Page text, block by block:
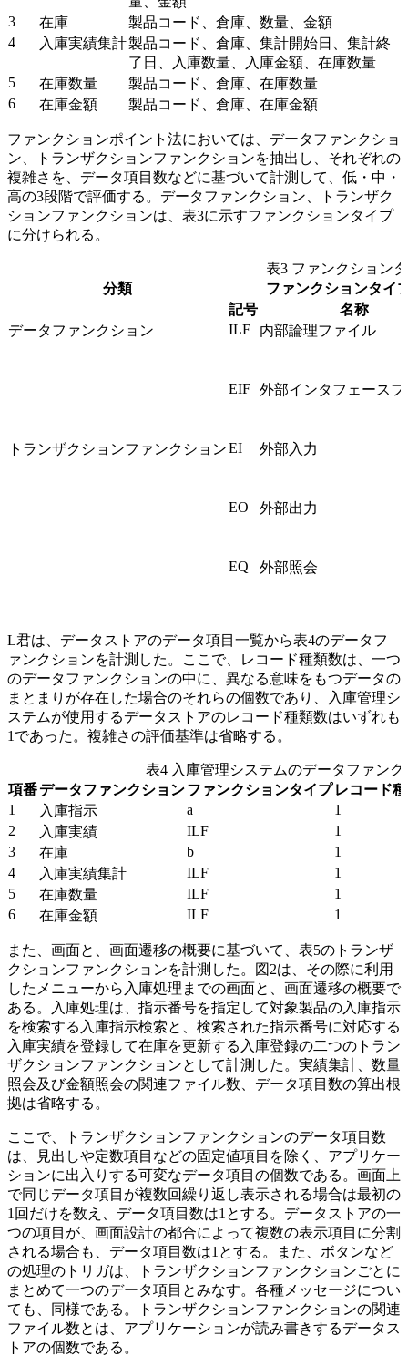
3
在庫
製品コード、倉庫、数量、金額
4
入庫実績集計製品コード、倉庫、集計開始日、集計終
了日、入庫数量、入庫金額、在庫数量
5
在庫数量
製品コード、倉庫、在庫数量
6
在庫金額 製品コード、倉庫、在庫金額
ファンクションポイント法においては、データファンクショ
ン、トランザクションファンクションを抽出し、それぞれの
複雑さを、データ項目数などに基づいて計測して、低・中・
高の3段階で評価する。データファンクション、トランザク
ションファンクションは、表3に示すファンクションタイプ
に分けられる。
表3 ファンクション
分類
ファンクションタイ
記号
名称
データファンクション
ILF 内部論理ファイル
EIF 外部インタフェース
トランザクションファンクションEI 外部入力
EO 外部出力
EQ 外部照会
L君は、データストアのデータ項目一覧から表4のデータフ
ァンクションを計測した。ここで、レコード種類数は、一つ
のデータファンクションの中に、異なる意味をもつデータの
まとまりが存在した場合のそれらの個数であり、入庫管理シ
ステムが使用するデータストアのレコード種類数はいずれも
1であった。複雑さの評価基準は省略する。
表4 入庫管理システムのデータファン
項番データファンクションファンクションタイプ レコード
1
入庫指示 a
1
2
入庫実績 ILF
1
3
在庫 b
1
4
入庫実績集計 ILF
1
5
在庫数量 ILF
1
6
在庫金額 ILF 1
また、画面と、画面遷移の概要に基づいて、表5のトランザ
クションファンクションを計測した。図2は、その際に利用
したメニューから入庫処理までの画面と、画面遷移の概要で
ある。入庫処理は、指示番号を指定して対象製品の入庫指示
を検索する入庫指示検索と、検索された指示番号に対応する
入庫実績を登録して在庫を更新する入庫登録の二つのトラン
ザクションファンクションとして計測した。実績集計、数量
照会及び金額照会の関連ファイル数、データ項目数の算出根
拠は省略する。
ここで、トランザクションファンクションのデータ項目数
は、見出しや定数項目などの固定値項目を除く、アプリケー
ションに出入りする可変なデータ項目の個数である。画面上
で同じデータ項目が複数回繰り返し表示される場合は最初の
1回だけを数え、データ項目数は1とする。データストアの一
つの項目が、画面設計の都合によって複数の表示項目に分割
される場合も、データ項目数は1とする。また、ボタンなど
の処理のトリガは、トランザクションファンクションごとに
まとめて一つのデータ項目とみなす。各種メッセージについ
ても、同様である。トランザクションファンクションの関連
ファイル数とは、アプリケーションが読み書きするデータス
トアの個数である。